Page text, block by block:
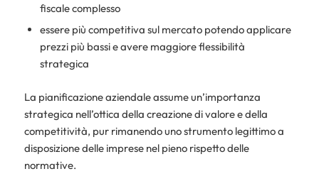
fiscale complesso
essere più competitiva sul mercato potendo applicare
prezzi più bassi e avere maggiore flessibilità
strategica
La pianificazione aziendale assume un’importanza
strategica nell’ottica della creazione di valore e della
competitività, pur rimanendo uno strumento legittimo a
disposizione delle imprese nel pieno rispetto delle
normative.